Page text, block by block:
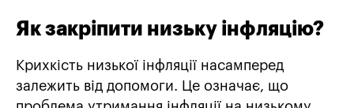
Як закріпити низьку інфляцію?
Крихкість низької інфляції насамперед
залежить від допомоги. Це означає, що